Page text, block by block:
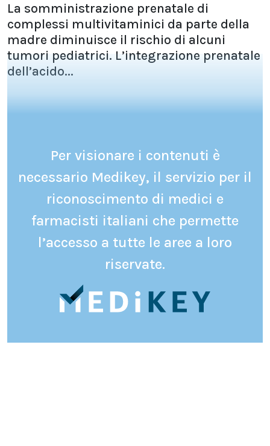
La somministrazione prenatale di
complessi multivitaminici da parte della
madre diminuisce il rischio di alcuni
tumori pediatrici. L’integrazione prenatale
dell’acido...
Per visionare i contenuti è
necessario Medikey, il servizio per il
riconoscimento di medici e
farmacisti italiani che permette
l’accesso a tutte le aree a loro
riservate.